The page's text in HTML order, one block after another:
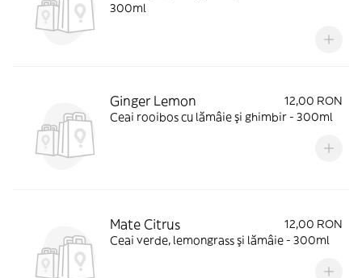
300ml
Ginger Lemon
12,00 RON
Ceai rooibos cu lămâie şi ghimbir - 300ml
Mate Citrus
12,00 RON
Ceai verde, lemongrass şi lămâie - 300ml